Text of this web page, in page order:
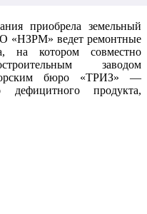
приобрела земельный
«НЗРМ» ведет ремонтные
на котором совместно
заводом
бюро «ТРИЗ» —
дефицитного продукта,